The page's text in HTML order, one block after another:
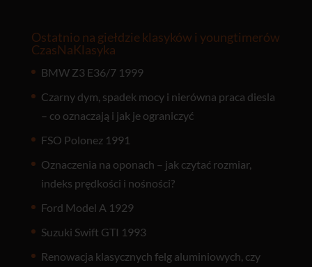
Ostatnio na giełdzie klasyków i youngtimerów
CzasNaKlasyka
BMW Z3 E36/7 1999
Czarny dym, spadek mocy i nierówna praca diesla
– co oznaczają i jak je ograniczyć
FSO Polonez 1991
Oznaczenia na oponach – jak czytać rozmiar,
indeks prędkości i nośności?
Ford Model A 1929
Suzuki Swift GTI 1993
Renowacja klasycznych felg aluminiowych, czy